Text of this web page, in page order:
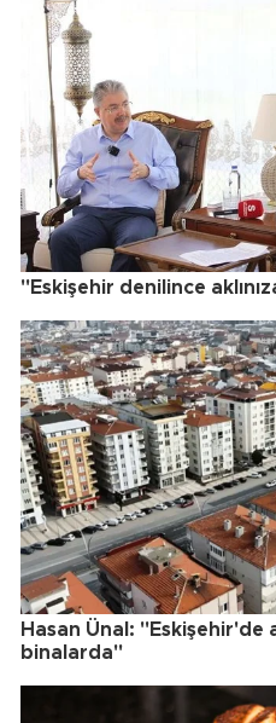
"Eskişehir denilince
Hasan Ünal: "Eskişehir'de
binalarda"